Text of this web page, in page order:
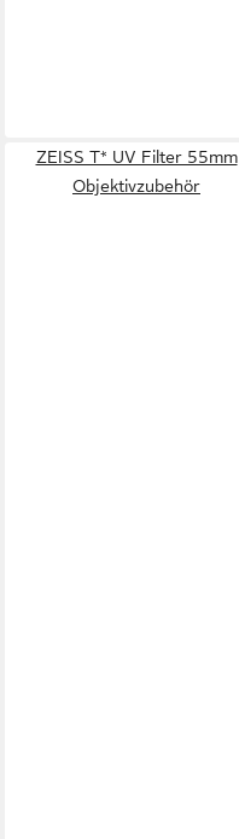
ZEISS T* UV Filter 55mm
Objektivzubehör